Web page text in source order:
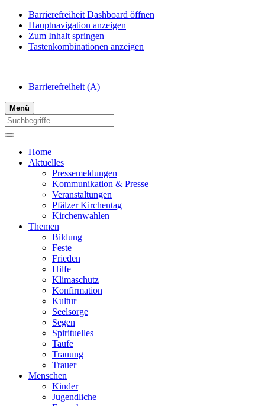
Barrierefreiheit Dashboard öffnen
Hauptnavigation anzeigen
Zum Inhalt springen
Tastenkombinationen anzeigen
Barrierefreiheit (A)
Menü
Home
Aktuelles
Pressemeldungen
Kommunikation & Presse
Veranstaltungen
Pfälzer Kirchentag
Kirchenwahlen
Themen
Bildung
Feste
Frieden
Hilfe
Klimaschutz
Konfirmation
Kultur
Seelsorge
Segen
Spirituelles
Taufe
Trauung
Trauer
Menschen
Kinder
Jugendliche